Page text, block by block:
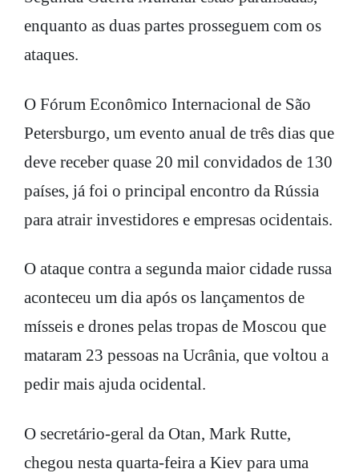
enquanto as duas partes prosseguem com os
ataques.
O Fórum Econômico Internacional de São
Petersburgo, um evento anual de três dias que
deve receber quase 20 mil convidados de 130
países, já foi o principal encontro da Rússia
para atrair investidores e empresas ocidentais.
O ataque contra a segunda maior cidade russa
aconteceu um dia após os lançamentos de
mísseis e drones pelas tropas de Moscou que
mataram 23 pessoas na Ucrânia, que voltou a
pedir mais ajuda ocidental.
O secretário-geral da Otan, Mark Rutte,
chegou nesta quarta-feira a Kiev para uma